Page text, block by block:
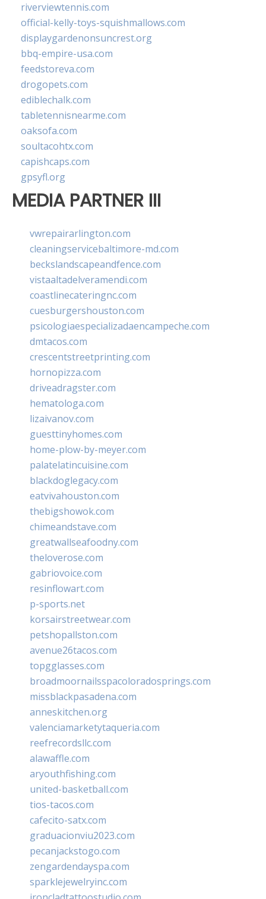
riverviewtennis.com
official-kelly-toys-squishmallows.com
displaygardenonsuncrest.org
bbq-empire-usa.com
feedstoreva.com
drogopets.com
ediblechalk.com
tabletennisnearme.com
oaksofa.com
soultacohtx.com
capishcaps.com
gpsyfl.org
MEDIA PARTNER III
vwrepairarlington.com
cleaningservicebaltimore-md.com
beckslandscapeandfence.com
vistaaltadelveramendi.com
coastlinecateringnc.com
cuesburgershouston.com
psicologiaespecializadaencampeche.com
dmtacos.com
crescentstreetprinting.com
hornopizza.com
driveadragster.com
hematologa.com
lizaivanov.com
guesttinyhomes.com
home-plow-by-meyer.com
palatelatincuisine.com
blackdoglegacy.com
eatvivahouston.com
thebigshowok.com
chimeandstave.com
greatwallseafoodny.com
theloverose.com
gabriovoice.com
resinflowart.com
p-sports.net
korsairstreetwear.com
petshopallston.com
avenue26tacos.com
topgglasses.com
broadmoornailsspacoloradosprings.com
missblackpasadena.com
anneskitchen.org
valenciamarketytaqueria.com
reefrecordsllc.com
alawaffle.com
aryouthfishing.com
united-basketball.com
tios-tacos.com
cafecito-satx.com
graduacionviu2023.com
pecanjackstogo.com
zengardendayspa.com
sparklejewelryinc.com